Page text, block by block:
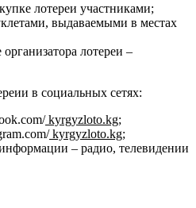
лотереи участниками;
выдаваемыми в местах
лотереи –
в социальных сетях:
kyrgyzloto.kg;
kyrgyzloto.kg;
– радио, телевидении